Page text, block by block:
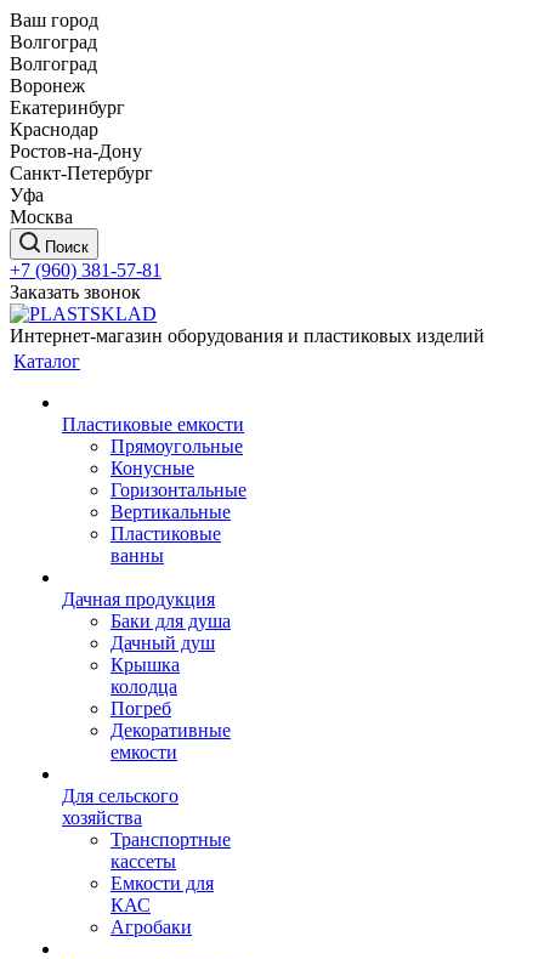
Ваш город
Волгоград
Волгоград
Воронеж
Екатеринбург
Краснодар
Ростов-на-Дону
Санкт-Петербург
Уфа
Москва
Поиск
+7 (960) 381-57-81
Заказать звонок
Интернет-магазин оборудования и пластиковых изделий
Каталог
Пластиковые емкости
Прямоугольные
Конусные
Горизонтальные
Вертикальные
Пластиковые
ванны
Дачная продукция
Баки для душа
Дачный душ
Крышка
колодца
Погреб
Декоративные
емкости
Для сельского
хозяйства
Транспортные
кассеты
Емкости для
КАС
Агробаки